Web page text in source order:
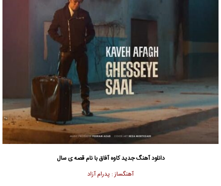
دانلود آهنگ جدیدکاوه آفاق با نام قصه ی سال
آهنگساز : پدرام آزاد